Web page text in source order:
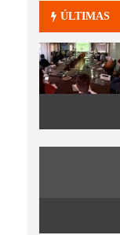
ÚLTIMAS